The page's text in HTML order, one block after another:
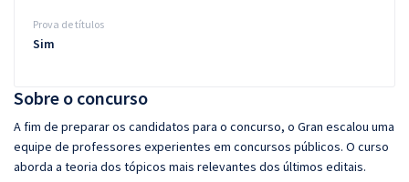
Sobre o concurso
A fim de preparar os candidatos para o concurso, o Gran escalou uma
equipe de professores experientes em concursos públicos. O curso
aborda a teoria dos tópicos mais relevantes dos últimos editais.
Prova de títulos
Sim